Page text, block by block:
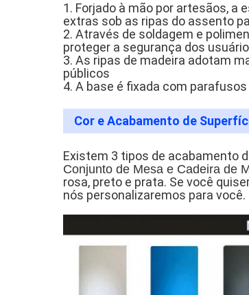
1. Forjado à mão por artesãos,
extras sob as ripas do assento
2. Através de soldagem e
proteger a segurança dos
3. As ripas de madeira adotam
públicos
4. A base é fixada com
Cor e Acabamento de
Existem 3 tipos de acabamento
Conjunto de Mesa e Cadeira de
rosa, preto e prata. Se você
nós personalizaremos para você.